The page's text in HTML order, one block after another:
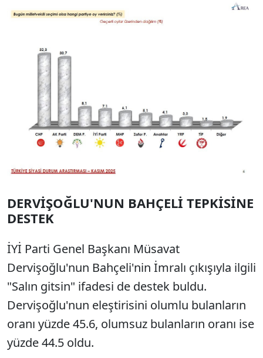
DERVİŞOĞLU'NUN BAHÇELİ TEPKİSİNE
DESTEK
İYİ Parti Genel Başkanı Müsavat
Dervişoğlu'nun Bahçeli'nin İmralı çıkışıyla ilgili
"Salın gitsin" ifadesi de destek buldu.
Dervişoğlu'nun eleştirisini olumlu bulanların
oranı yüzde 45.6, olumsuz bulanların oranı ise
yüzde 44.5 oldu.